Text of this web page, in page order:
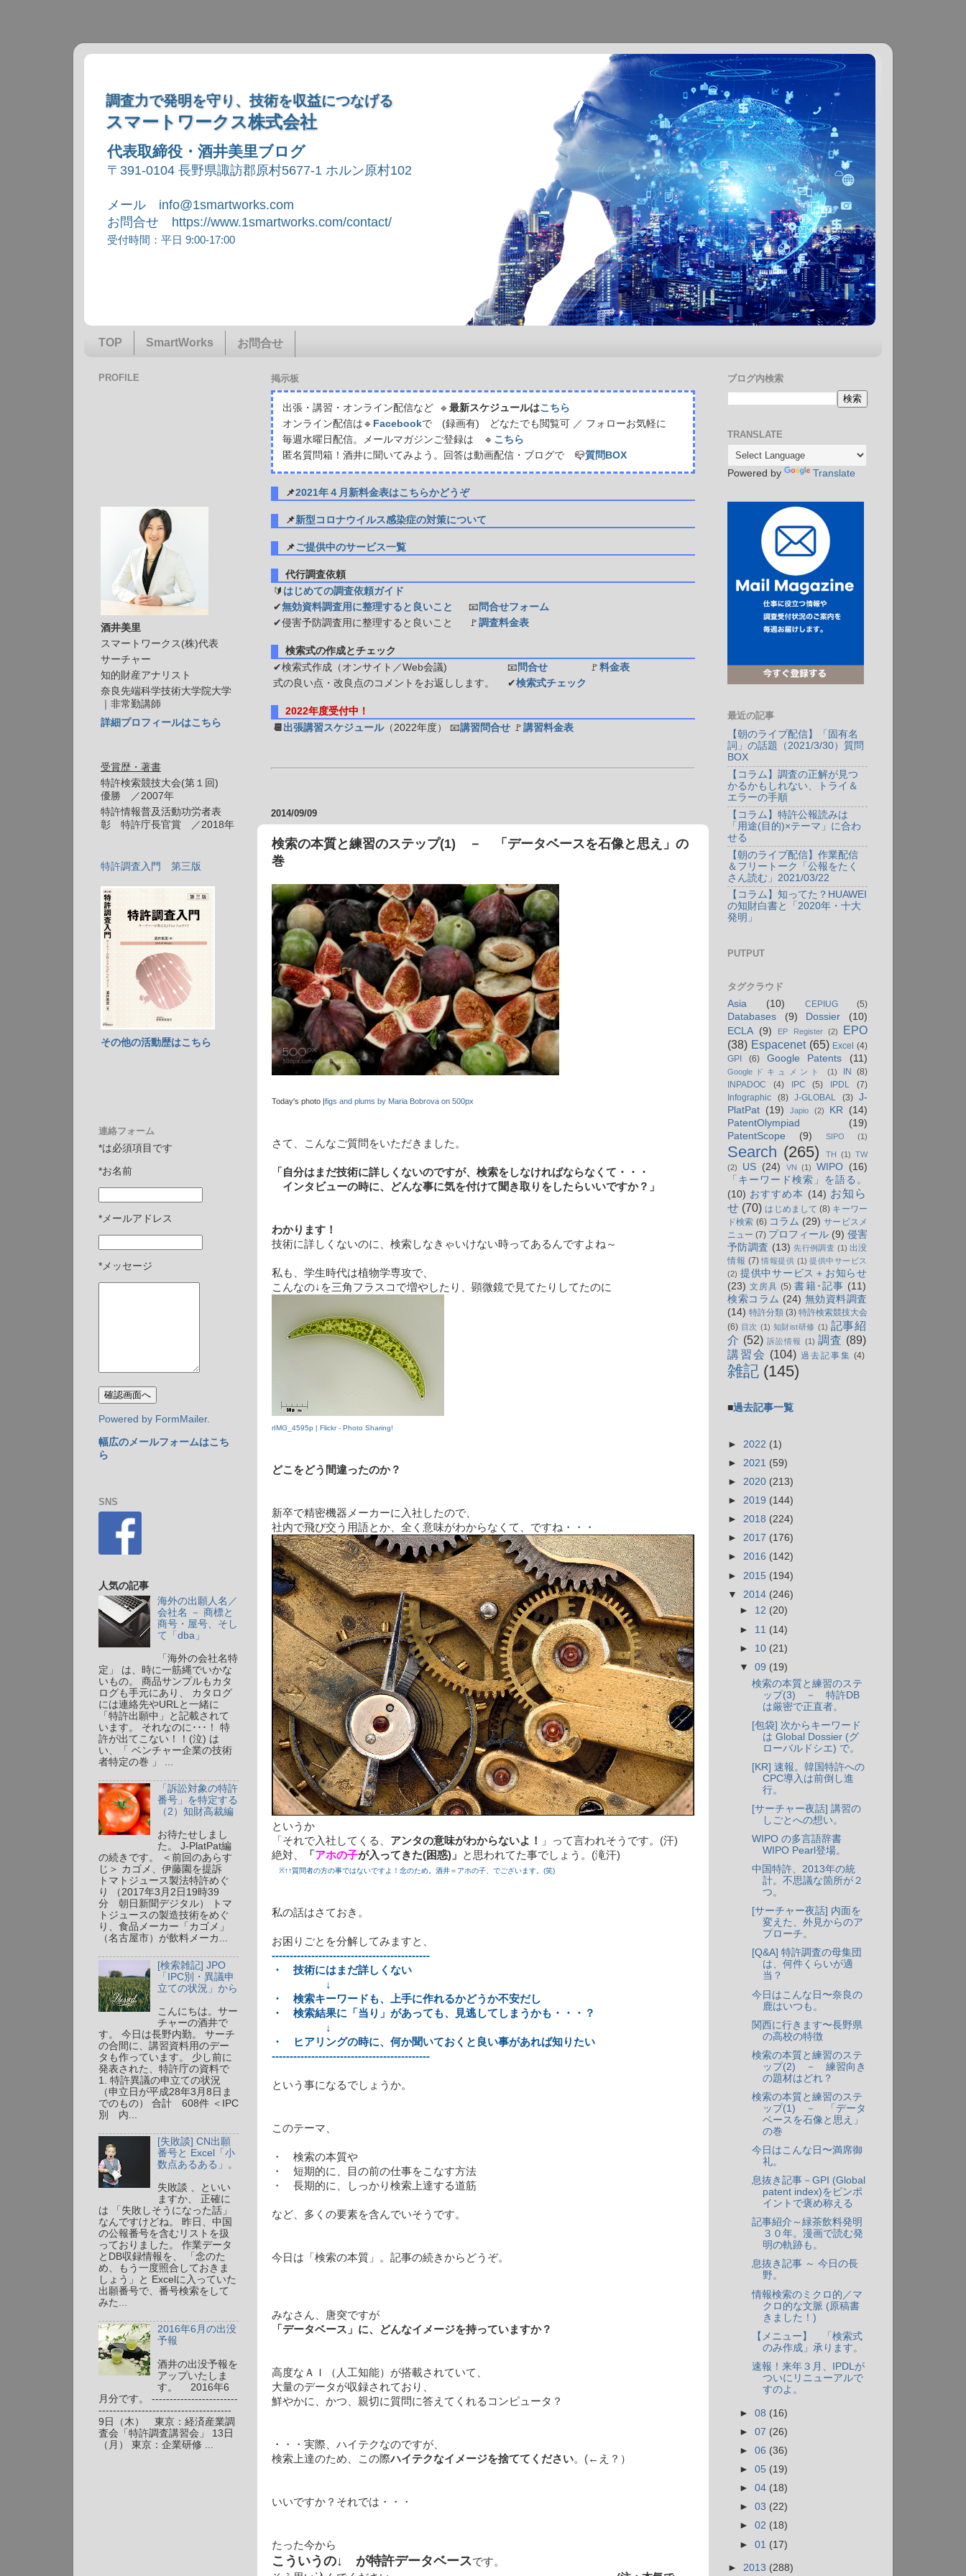
調査力で発明を守り、技術を収益につなげる
スマートワークス株式会社
代表取締役・酒井美里ブログ
〒391-0104 長野県諏訪郡原村5677-1 ホルン原村102
メール info@1smartworks.com
お問合せ https://www.1smartworks.com/contact/
受付時間：平日 9:00-17:00
TOP SmartWorks お問合せ
掲示板
出張・講習・オンライン配信など 🔹 最新スケジュールはこちら
オンライン配信は🔹 Facebookで (録画有) どなたでも閲覧可 ／ フォローお気軽に
毎週水曜日配信。メールマガジンご登録は 🔹 こちら
匿名質問箱！酒井に聞いてみよう。回答は動画配信・ブログで 📪質問BOX
📌2021年４月新料金表はこちらかどうぞ
📌新型コロナウイルス感染症の対策について
📌ご提供中のサービス一覧
代行調査依頼
🔰 はじめての調査依頼ガイド
✔無効資料調査用に整理すると良いこと 📧 問合せフォーム
✔侵害予防調査用に整理すると良いこと
🚩 調査料金表
検索式の作成とチェック
✔検索式作成（オンサイト／Web会議)
📧 問合せ 🚩 料金表
式の良い点・改良点のコメントをお返しします。
✔検索式チェック
2022年度受付中！
📆 出張講習スケジュール（2022年度） 📧講習問合せ 🚩 講習料金表
2014/09/09
検索の本質と練習のステップ(1) － 「データベースを石像と思え」の
巻
Today's photo |figs and plums by Maria Bobrova on 500px
さて、こんなご質問をいただきました。
「自分はまだ技術に詳しくないのですが、検索をしなければならなくて・・・
インタビューの時に、どんな事に気を付けて聞き取りをしたらいいですか？」
わかります！
技術に詳しくないのに、検索しなきゃいけない時ってあるんですよね～
私も、学生時代は植物学専攻で、
こんなの↓を三角フラスコで増やしたり、顕微鏡で見てたりしてたのに
rIMG_4595p | Flickr - Photo Sharing!
どこをどう間違ったのか？
新卒で精密機器メーカーに入社したので、
社内で飛び交う用語とか、全く意味がわからなくて、ですね・・・
というか
「それで入社してくる、 アンタの意味がわからないよ！
」って言われそうです。(汗)
絶対、
「 アホの子が入ってきた(困惑)」 と思われてた事でしょう。(滝汗)
※↑↑質問者の方の事ではないですよ！念のため。酒井＝アホの子、でございます。(笑)
私の話はさておき。
お困りごとを分解してみますと、
--------------------------------------------
・ 技術にはまだ詳しくない
↓
・ 検索キーワードも、上手に作れるかどうか不安だし
・ 検索結果に「当り」があっても、見逃してしまうかも・・・？
↓
・ ヒアリングの時に、何か聞いておくと良い事があれば知りたい
--------------------------------------------
という事になるでしょうか。
このテーマ、
・ 検索の本質や
・ 短期的に、目の前の仕事をこなす方法
・ 長期的に、しっかり検索上達する道筋
など、多くの要素を含んでいそうです。
今日は「検索の本質」。記事の続きからどうぞ。
みなさん、唐突ですが
「データベース」に、どんなイメージを持っていますか？
高度なＡＩ（人工知能）が搭載されていて、
大量のデータが収録されており、
鮮やかに、かつ、親切に質問に答えてくれるコンピュータ？
・・・実際、ハイテクなのですが、
検索上達のため、この際ハイテクなイメージを捨ててください。(←え？）
いいですか？それでは・・・
たった今から
こういうの↓ が特許データベースです。
PROFILE
酒井美里
スマートワークス(株)代表
サーチャー
知的財産アナリスト
奈良先端科学技術大学院大学
｜非常勤講師
詳細プロフィールはこちら
受賞歴・著書
特許検索競技大会(第１回)
優勝 ／2007年
特許情報普及活動功労者表
彰 特許庁長官賞 ／2018年
特許調査入門 第三版
その他の活動歴はこちら
連絡フォーム
*は必須項目です
*お名前
*メールアドレス
*メッセージ
Powered by FormMailer.
幅広のメールフォームはこち
ら
SNS
人気の記事
海外の出願人名／
会社名 － 商標と
商号・屋号、そし
て「dba」
「海外の会社名特
定」 は、時に一筋縄でいかな
いもの。 商品サンプルもカタ
ログも手元にあり、 カタログ
には連絡先やURLと一緒に
「特許出願中」と記載されて
います。 それなのに･･･！ 特
許が出てこない！！(泣) は
い、「 ベンチャー企業の技術
者特定の巻 」 ...
「訴訟対象の特許
番号」を特定する
（2）知財高裁編
お待たせしまし
た。 J-PlatPat編
の続きです。 ＜前回のあらす
じ＞ カゴメ、伊藤園を提訴
トマトジュース製法特許めぐ
り （2017年3月2日19時39
分 朝日新聞デジタル） トマ
トジュースの製造技術をめぐ
り、食品メーカー「カゴメ」
（名古屋市）が飲料メーカ...
[検索雑記] JPO
「IPC別・異議申
立ての状況」から
こんにちは。サー
チャーの酒井で
す。 今日は長野内勤。 サーチ
の合間に、講習資料用のデー
タも作っています。 少し前に
発表された、特許庁の資料で
1. 特許異議の申立ての状況
（申立日が平成28年3月8日ま
でのもの） 合計 608件 ＜IPC
別 内...
[失敗談] CN出願
番号と Excel「小
数点あるある」。
失敗談 、といい
ますか、 正確に
は 「失敗しそうになった話」
なんですけどね。 昨日、中国
の公報番号を含むリストを扱
っておりました。 作業データ
とDB収録情報を、 「念のた
め、もう一度照合しておきま
しょう」と Excelに入っていた
出願番号で、番号検索をして
みた...
2016年6月の出没
予報
酒井の出没予報を
アップいたしま
す。 2016年6
月分です。 ------------------------
-------------------------------------
9日（木） 東京：経済産業調
査会「特許調査講習会」 13日
（月） 東京：企業研修 ...
ブログ内検索
TRANSLATE
Powered by Translate
最近の記事
【朝のライブ配信】「固有名
詞」の話題（2021/3/30）質問
BOX
【コラム】調査の正解が見つ
かるかもしれない、トライ＆
エラーの手順
【コラム】特許公報読みは
「用途(目的)×テーマ」に合わ
せる
【朝のライブ配信】作業配信
＆フリートーク「公報をたく
さん読む」2021/03/22
【コラム】知ってた？HUAWEI
の知財白書と「2020年・十大
発明」
PUTPUT
タグクラウド
Asia
(10) CEPIUG (5)
Databases (9) Dossier
(10)
ECLA (9) EP Register (2)
EPO
(38) Espacenet (65) Excel (4)
GPI
(6) Google Patents (11)
Googleドキュメント (1) IN
(8)
INPADOC
(4) IPC (5) IPDL
(7)
Infographic
(8) J-GLOBAL (3)
J-
PlatPat (19) Japio (2) KR
(14)
PatentOlympiad
(19)
PatentScope
(9) SIPO (1)
Search (265) TH (1) TW
(2)
US (24) VN (1) WIPO (16)
「キーワード検索」を語る。
(10) おすすめ本 (14) お知ら
せ (70) はじめまして (8) キーワー
ド検索 (6) コラム (29) サービスメ
ニュー (7) プロフィール (9) 侵害
予防調査 (13) 先行例調査 (1) 出没
情報 (7) 情報提供 (1) 提供中サービス
(2) 提供中サービス＋お知らせ
(23) 文房具 (5) 書籍･記事 (11)
検索コラム (24) 無効資料調査
(14) 特許分類 (3) 特許検索競技大会
(6) 目次 (1) 知財ist研修 (1) 記事紹
介 (52) 訴訟情報 (1) 調査 (89)
講習会 (104) 過去記事集 (4)
雑記 (145)
■過去記事一覧
► 2022 (1)
► 2021 (59)
► 2020 (213)
► 2019 (144)
► 2018 (224)
► 2017 (176)
► 2016 (142)
► 2015 (194)
▼ 2014 (246)
► 12 (20)
► 11 (14)
► 10 (21)
▼09 (19)
検索の本質と練習のステ
ップ(3) － 特許DB
は厳密で正直者。
[包袋] 次からキーワード
は Global Dossier (グ
ローバルドシエ) で。
[KR] 速報。韓国特許への
CPC導入は前倒し進
行。
[サーチャー夜話] 講習の
しごとへの想い。
WIPO の多言語辞書
WIPO Pearl登場。
中国特許、2013年の統
計。不思議な箇所が２
つ。
[サーチャー夜話] 内面を
変えた、外見からのア
プローチ。
[Q&A] 特許調査の母集団
は、何件くらいが適
当？
今日はこんな日〜奈良の
鹿はいつも。
関西に行きます〜長野県
の高校の特徴
検索の本質と練習のステ
ップ(2) － 練習向き
の題材はどれ？
検索の本質と練習のステ
ップ(1) － 「データ
ベースを石像と思え」
の巻
今日はこんな日〜満席御
礼。
息抜き記事－GPI (Global
patent index)をピンポ
イントで褒め称える
記事紹介～緑茶飲料発明
３０年。漫画で読む発
明の軌跡も。
息抜き記事 ～ 今日の長
野。
情報検索のミクロ的／マ
クロ的な文脈 (原稿書
きました！)
【メニュー】 「検索式
のみ作成」承ります。
速報！来年３月、IPDLが
ついにリニューアルで
すのよ。
►08 (16)
►07 (26)
►06 (36)
►05 (19)
►04 (18)
►03 (22)
►02 (18)
►01 (17)
► 2013 (288)